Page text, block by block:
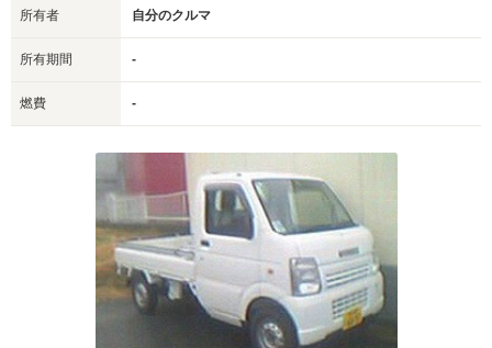
所有者 自分のクルマ
所有期間 -
燃費 -